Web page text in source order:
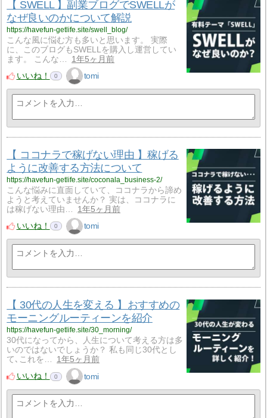
【 SWELL 】副業ブログでSWELLが
なぜ良いのかについて解説
https://havefun-getlife.site/swell_blog/
こんな風に悩む方も多いと思います。 実際
に、このブログもSWELLを購入し運営してい
ます。 こんな…
1年5ヶ月前
いいね！
0 tomi
【 ココナラで稼げない理由 】稼げる
ように改善する方法について
https://havefun-getlife.site/coconala_business-2/
こんな悩みに直面していて、ココナラから諦め
ようと考えていませんか？ 実は、ココナラに
は稼げない理由…
1年5ヶ月前
いいね！
0 tomi
【 30代の人生を変える 】おすすめの
モーニングルーティーンを紹介
https://havefun-getlife.site/30_morning/
30代になってから、人生について考える方は多
いのではないでしょうか？ 私も同じ30代とし
て､これを…
1年5ヶ月前
いいね！
0 tomi